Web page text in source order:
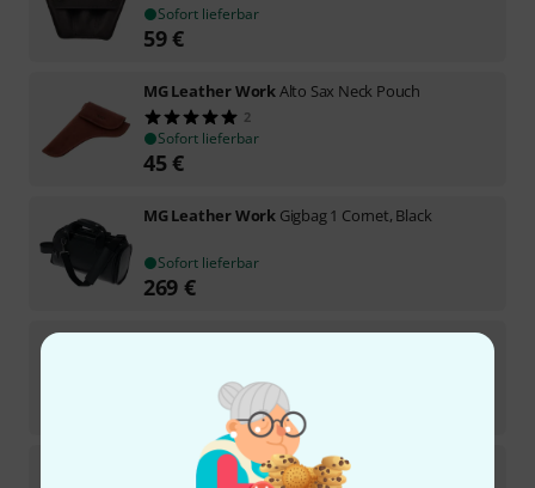
Sofort lieferbar
59€
MG Leather WorkAlto Sax Neck Pouch
2
Sofort lieferbar
45€
MG Leather Work Gigbag 1 Cornet, Black
Sofort lieferbar
269 €
MG Leather WorkGigbag 1 Cornet, Brown
Sofort lieferbar
MG Leather WorkGigbag Alto Crazy horse Mint